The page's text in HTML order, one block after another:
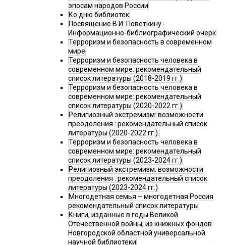
эпосам народов России
Ко дню библиотек
Посвящение В.И. Поветкину -
Информационно-библиографический очерк
Терроризм и безопасность в современном
мире
Терроризм и безопасность человека в
современном мире: рекомендательный
список литературы (2018-2019 гг.)
Терроризм и безопасность человека в
современном мире: рекомендательный
список литературы (2020-2022 гг.)
Религиозный экстремизм: возможности
преодоления : рекомендательный список
литературы (2020-2022 гг.).
Терроризм и безопасность человека в
современном мире: рекомендательный
список литературы (2023-2024 гг.)
Религиозный экстремизм: возможности
преодоления : рекомендательный список
литературы (2023-2024 гг.)
Многодетная семья – многодетная Россия
рекомендательный список литературы
Книги, изданные в годы Великой
Отечественной войны, из книжных фондов
Новгородской областной универсальной
научной библиотеки